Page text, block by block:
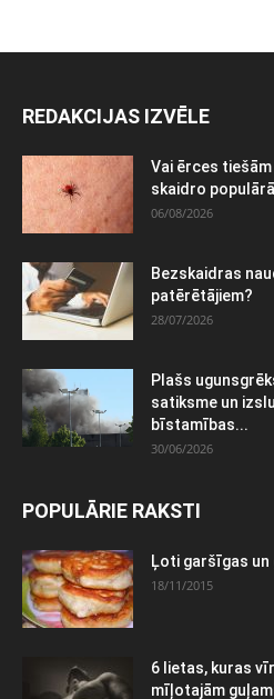
REDAKCIJAS IZVĒLE
Vai ērces
skaidro
06/08/2026
Bezskaidras
patērētājiem?
28/07/2026
Plašs
satiksme un
bīstamības...
30/06/2026
POPULĀRIE RAKSTI
Ļoti garšīgas un
18/11/2015
6 lietas, kuras
mīļotajām